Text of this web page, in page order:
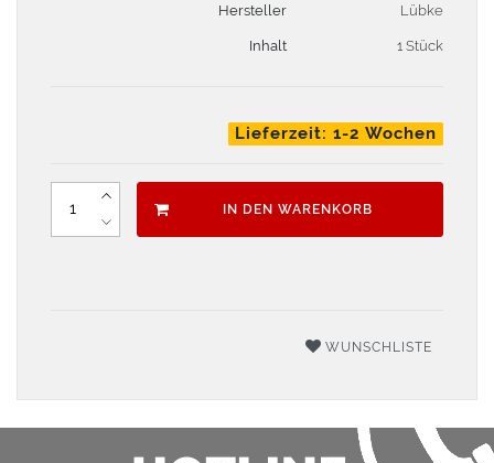
Hersteller Lübke
Inhalt 1 Stück
Lieferzeit: 1-2 Wochen
IN DEN WARENKORB
WUNSCHLISTE